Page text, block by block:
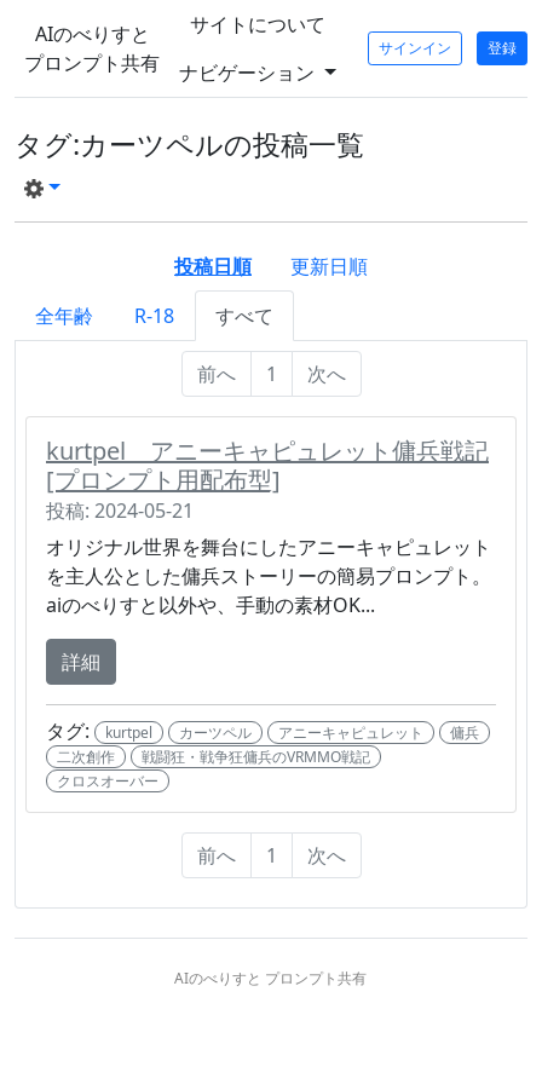
AIのべりすと
プロンプト共有
サイトについて
ナビゲーション
サインイン 登録
タグ:カーツペルの投稿一覧
投稿日順
更新日順
全年齢
R-18 すべて
前へ 1 次へ
kurtpel アニーキャピュレット傭兵戦記
[プロンプト用配布型]
投稿: 2024-05-21
オリジナル世界を舞台にしたアニーキャピュレット
を主人公とした傭兵ストーリーの簡易プロンプト。
aiのべりすと以外や、手動の素材OK...
詳細
タグ: kurtpel カーツペル アニーキャピュレット
傭兵
二次創作
戦闘狂・戦争狂傭兵のVRMMO戦記
クロスオーバー
前へ 1 次へ
AIのべりすと プロンプト共有